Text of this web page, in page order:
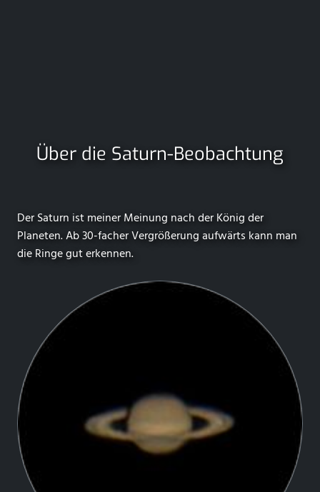
Über die Saturn-Beobachtung
Der Saturn ist meiner Meinung nach der König der
Planeten. Ab 30-facher Vergrößerung aufwärts kann man
die Ringe gut erkennen.